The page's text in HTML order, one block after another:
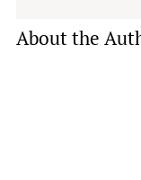
About the